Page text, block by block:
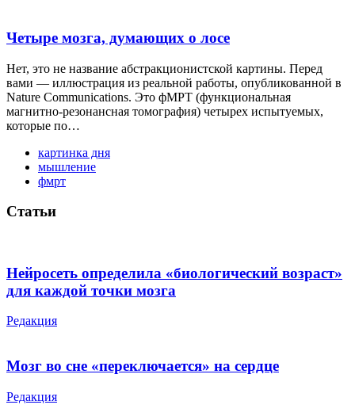
Четыре мозга, думающих о лосе
Нет, это не название абстракционистской картины. Перед
вами — иллюстрация из реальной работы, опубликованной в
Nature Сommunications. Это фМРТ (функциональная
магнитно-резонансная томография) четырех испытуемых,
которые по…
картинка дня
мышление
фмрт
Статьи
Нейросеть определила «биологический возраст»
для каждой точки мозга
Редакция
Мозг во сне «переключается» на сердце
Редакция